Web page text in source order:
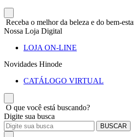
Receba o melhor da beleza e do bem-
Nossa Loja Digital
LOJA ON-LINE
Novidades Hinode
CATÁLOGO VIRTUAL
O que você está buscando?
Digite sua busca
BUSCAR